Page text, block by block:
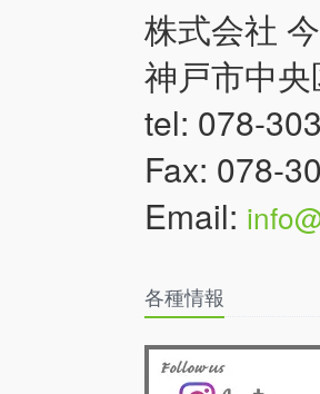
株式会社
神戸市中
tel: 078-
Fax: 078-
Email:
各種情報